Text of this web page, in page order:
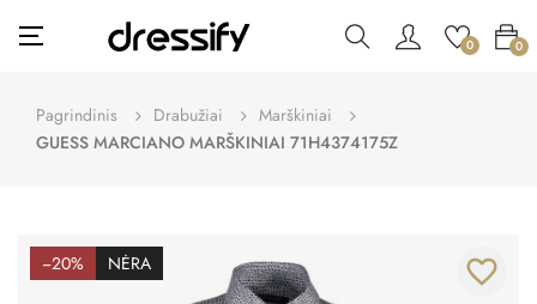
Toggle
navigation
☰ 0 0
Pagrindinis Drabužiai
Marškiniai
GUESS MARCIANO MARŠKINIAI 71H4374175Z
−20% NĖRA favorite_border